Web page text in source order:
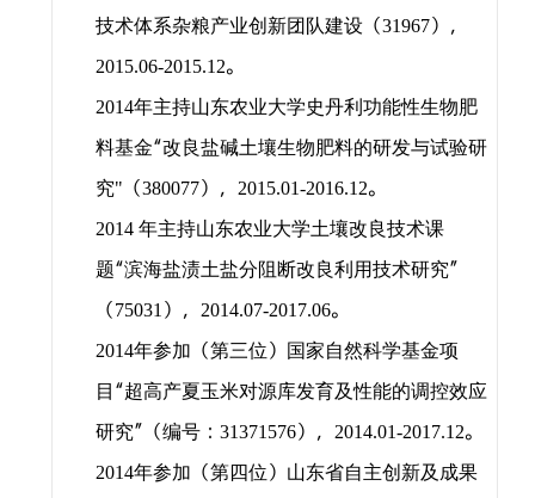
技术体系杂粮产业创新团队建设（31967），
2015.06-2015.12。
2014年主持山东农业大学史丹利功能性生物肥
料基金“改良盐碱土壤生物肥料的研发与试验研
究" （380077）， 2015.01-2016.12。
2014 年主持山东农业大学土壤改良技术课
题“滨海盐渍土盐分阻断改良利用技术研究”
（75031）， 2014.07-2017.06。
2014年参加（第三位）国家自然科学基金项
目“超高产夏玉米对源库发育及性能的调控效应
研究”（编号： 31371576）， 2014.01-2017.12。
2014年参加（第四位）山东省自主创新及成果